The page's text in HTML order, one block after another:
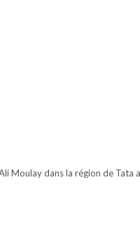
Moulay dans la région de Tata